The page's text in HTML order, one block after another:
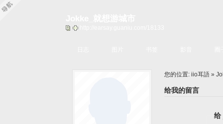
您的位置: iio耳語 »
给我的留言
给